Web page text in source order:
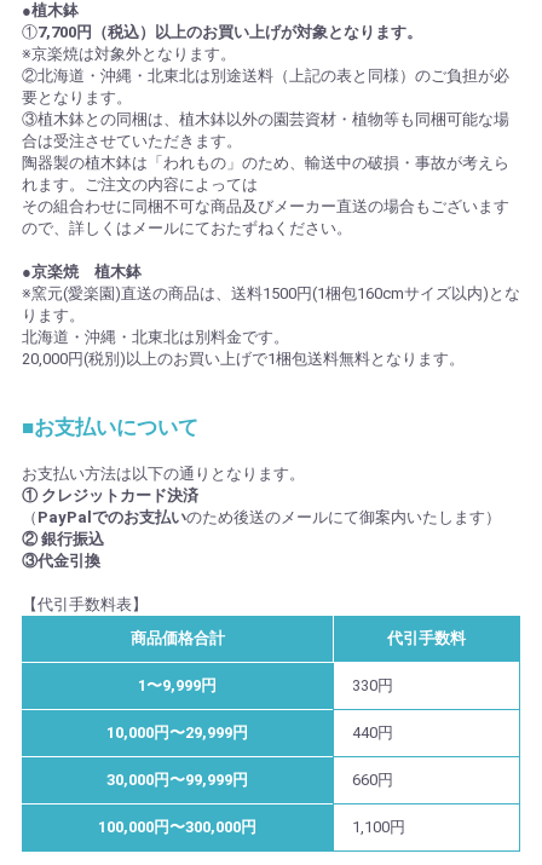
●植木鉢
①7,700円（税込）以上のお買い上げが対象となります。
※京楽焼は対象外となります。
②北海道・沖縄・北東北は別途送料（上記の表と同様）のご負担が必
要となります。
③植木鉢との同梱は、植木鉢以外の園芸資材・植物等も同梱可能な場
合は受注させていただきます。
陶器製の植木鉢は「われもの」のため、輸送中の破損・事故が考えら
れます。ご注文の内容によっては
その組合わせに同梱不可な商品及びメーカー直送の場合もございます
ので、詳しくはメールにておたずねください。
●京楽焼 植木鉢
※窯元(愛楽園)直送の商品は、送料1500円(1梱包160cmサイズ以内)とな
ります。
北海道・沖縄・北東北は別料金です。
20,000円(税別)以上のお買い上げで1梱包送料無料となります。
■お支払いについて
お支払い方法は以下の通りとなります。
① クレジットカード決済
（ PayPalでのお支払いのため後送のメールにて御案内いたします）
② 銀行振込
③代金引換
【代引手数料表】
商品価格合計
代引手数料
1〜9,999円 330円
10,000円〜29,999円 440円
30,000円〜99,999円 660円
100,000円〜300,000円 1,100円